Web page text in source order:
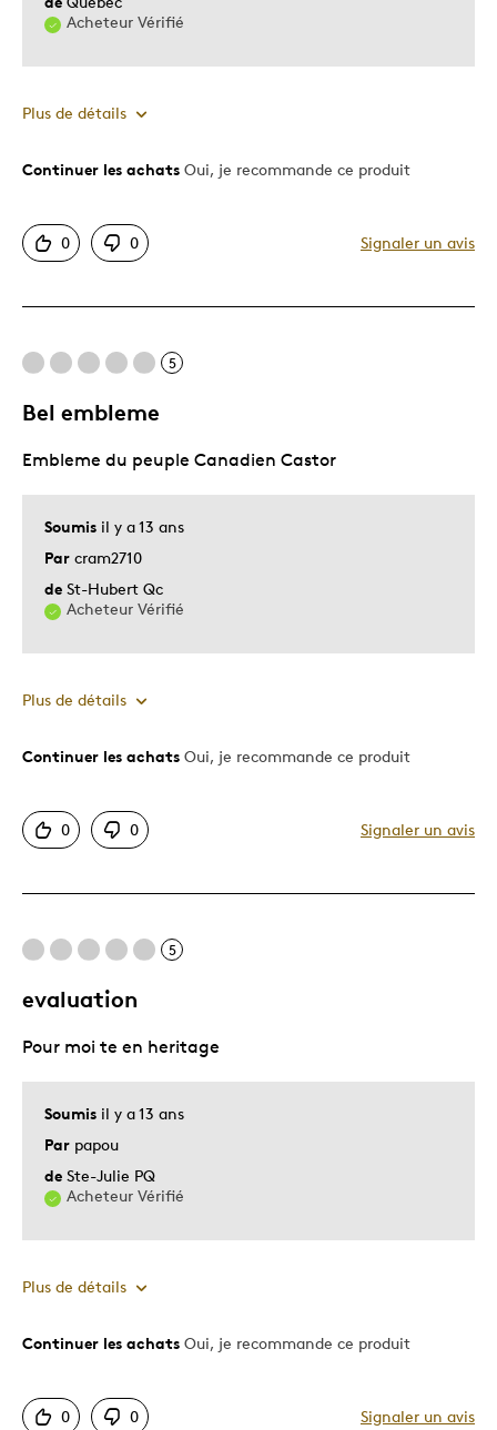
Acheteur Vérifié
Plus de détails
Le pour
Motif attrayant
Très bonne qualité
Le contre
Dispendieux
Les meilleures utilisations
Occasion spéciale
Décrivez-vous
Chasseur d'aubaines, Guidé par la
Continuer les achats Oui, je recommande ce produit
0 0 Signaler un avis
5
Bel embleme
Soumis il y a 13 ans
Par cram2710
de St-Hubert Qc
Acheteur Vérifié
Embleme du peuple Canadien Castor
Plus de détails
Le pour
Continuer les achats Oui, je recommande ce produit
0 0 Signaler un avis
5
evaluation
Soumis il y a 13 ans
Par papou
de Ste-Julie PQ
Acheteur Vérifié
Pour moi te en heritage
Plus de détails
Le pour
Motif attrayant
Continuer les achats Oui, je recommande ce produit
0 0 Signaler un avis